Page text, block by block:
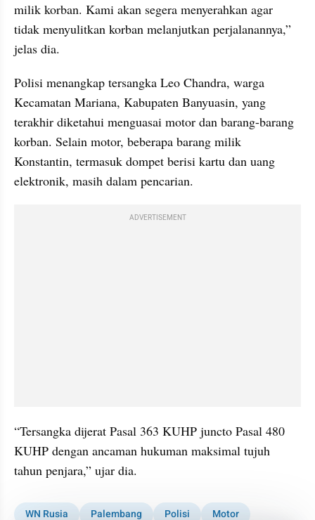
milik korban. Kami akan segera menyerahkan agar
tidak menyulitkan korban melanjutkan perjalanannya,”
jelas dia.
Polisi menangkap tersangka Leo Chandra, warga
Kecamatan Mariana, Kabupaten Banyuasin, yang
terakhir diketahui menguasai motor dan barang-barang
korban. Selain motor, beberapa barang milik
Konstantin, termasuk dompet berisi kartu dan uang
elektronik, masih dalam pencarian.
ADVERTISEMENT
“Tersangka dijerat Pasal 363 KUHP juncto Pasal 480
KUHP dengan ancaman hukuman maksimal tujuh
tahun penjara,” ujar dia.
WN Rusia Palembang Polisi Motor